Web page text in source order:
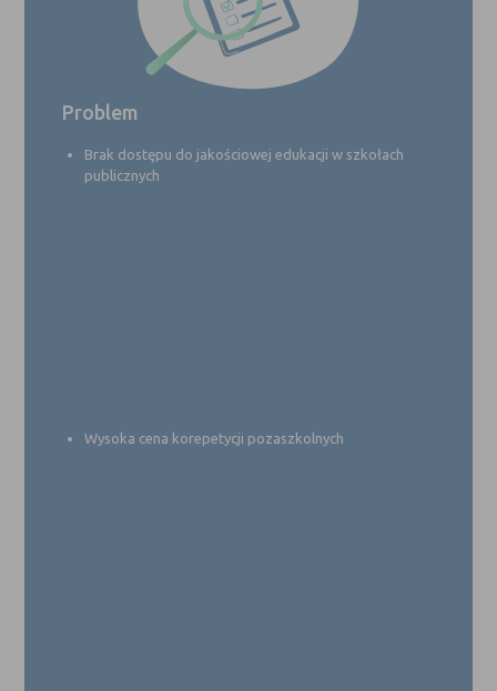
Problem
Brak dostępu do jakościowej edukacji w szkołach
publicznych
Wysoka cena korepetycji pozaszkolnych